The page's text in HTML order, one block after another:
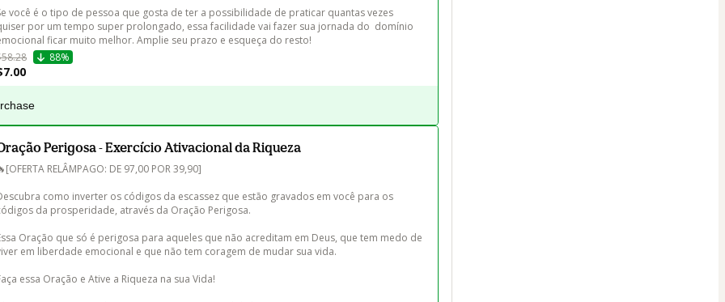
você é o tipo de pessoa que gosta de ter a possibilidade de praticar quantas vezes
por um tempo super prolongado, essa facilidade vai fazer sua jornada do  domínio
88%
Perigosa - Exercício Ativacional da Riqueza
RELÂMPAGO: DE 97,00 POR 39,90]
como inverter os códigos da escassez que estão gravados em você para os
da prosperidade, através da Oração Perigosa.
Oração que só é perigosa para aqueles que não acreditam em Deus, que tem medo de
em liberdade emocional e que não tem coragem de mudar sua vida.
essa Oração e Ative a Riqueza na sua Vida!